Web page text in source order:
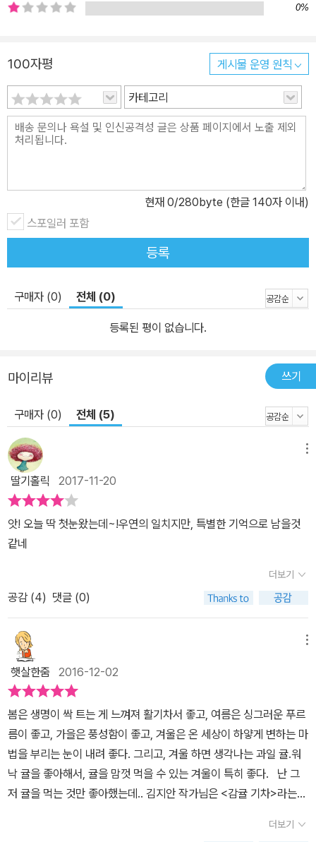
0%
100자평 게시물 운영 원칙
카테고리
현재 0/280byte (한글 140자 이내)
스포일러 포함
등록
구매자 (0) 전체 (0)
등록된 평이 없습니다.
마이리뷰 쓰기
구매자 (0) 전체 (5)
딸기홀릭 2017-11-20
앗! 오늘 딱 첫눈왔는데~!우연의 일치지만, 특별한 기억으로 남을것
같네
더보기
공감 (4) 댓글 (0)
햇살한줌 2016-12-02
봄은 생명이 싹 트는 게 느껴져 활기차서 좋고, 여름은 싱그러운 푸르
름이 좋고, 가을은 풍성함이 좋고, 겨울은 온 세상이 하얗게 변하는 마
법을 부리는 눈이 내려 좋다. 그리고, 겨울 하면 생각나는 과일 귤.워
낙 귤을 좋아해서, 귤을 맘껏 먹을 수 있는 겨울이 특히 좋다. 난 그
저 귤을 먹는 것만 좋아했는데.. 김지안 작가님은 <감귤 기차>라는
크북과 함께 할 수 있는 책이다. 올해 처음으로 재능교육에서 출간되
더보기